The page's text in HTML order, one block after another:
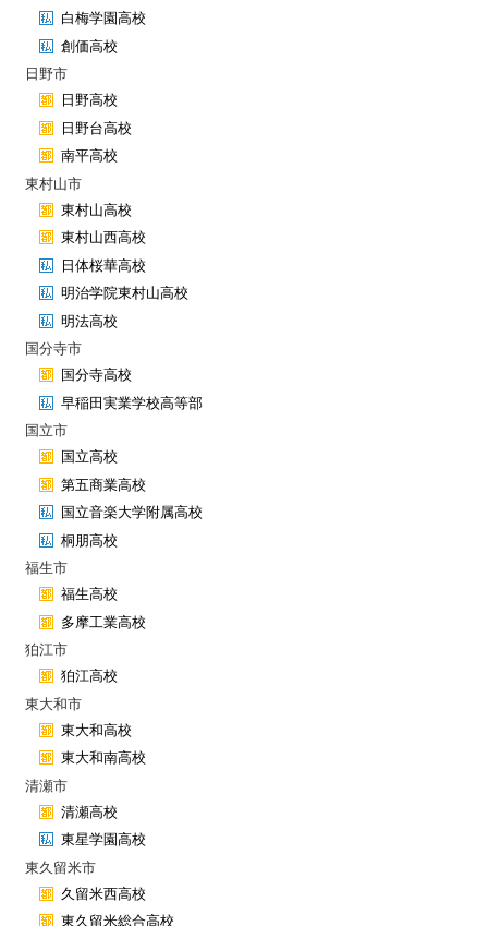
白梅学園高校
創価高校
日野市
日野高校
日野台高校
南平高校
東村山市
東村山高校
東村山西高校
日体桜華高校
明治学院東村山高校
明法高校
国分寺市
国分寺高校
早稲田実業学校高等部
国立市
国立高校
第五商業高校
国立音楽大学附属高校
桐朋高校
福生市
福生高校
多摩工業高校
狛江市
狛江高校
東大和市
東大和高校
東大和南高校
清瀬市
清瀬高校
東星学園高校
東久留米市
久留米西高校
東久留米総合高校